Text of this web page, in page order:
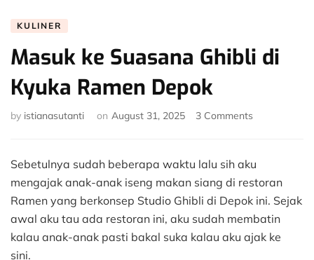
KULINER
Masuk ke Suasana Ghibli di
Kyuka Ramen Depok
by istianasutanti on August 31, 2025 3 Comments
di
Kyuka
Ramen
Depok
Sebetulnya sudah beberapa waktu lalu sih aku
mengajak anak-anak iseng makan siang di restoran
Ramen yang berkonsep Studio Ghibli di Depok ini. Sejak
awal aku tau ada restoran ini, aku sudah membatin
kalau anak-anak pasti bakal suka kalau aku ajak ke
sini.